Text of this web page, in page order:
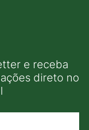
e receba
direto no